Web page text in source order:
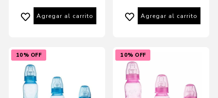
Agregar al carrito Agregar al carrito
10% OFF 10% OFF